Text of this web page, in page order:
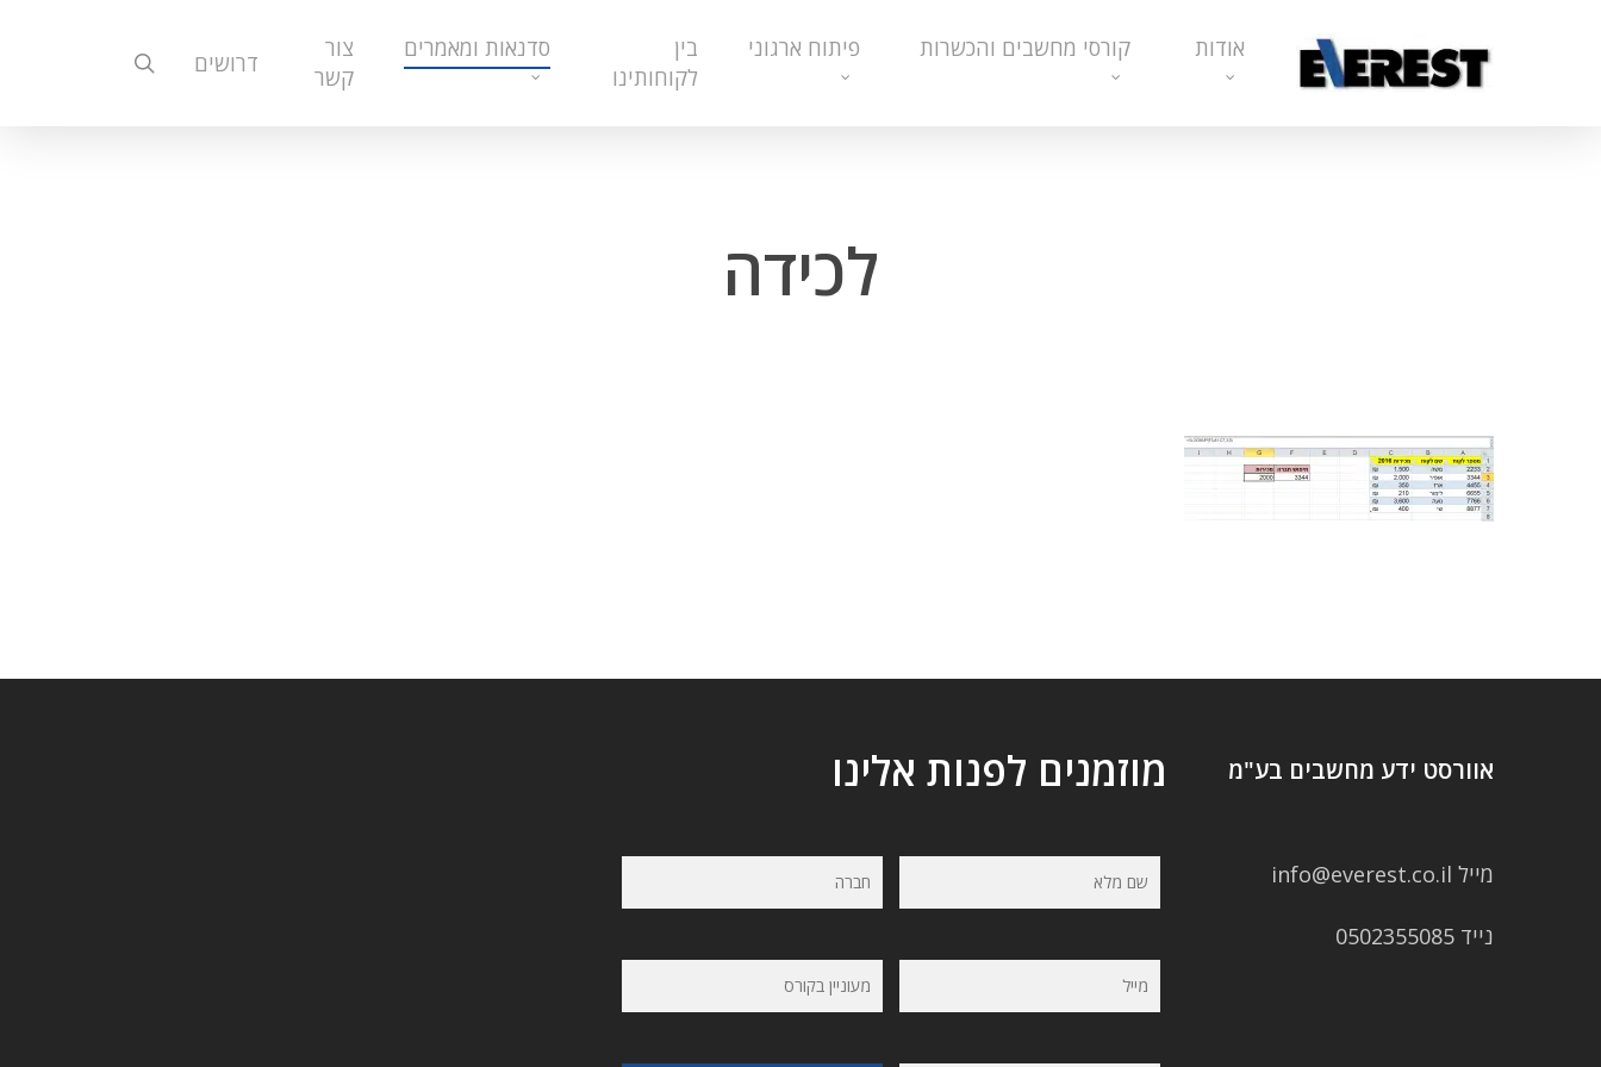
אודות קורסי מחשבים והכשרות פיתוח ארגוני
בין
לקוחותינו
סדנאות ומאמרים
צור
קשר
דרושים
לכידה
אוורסט ידע מחשבים בע"מ
מייל info@everest.co.il
נייד 0502355085
מוזמנים לפנות אלינו